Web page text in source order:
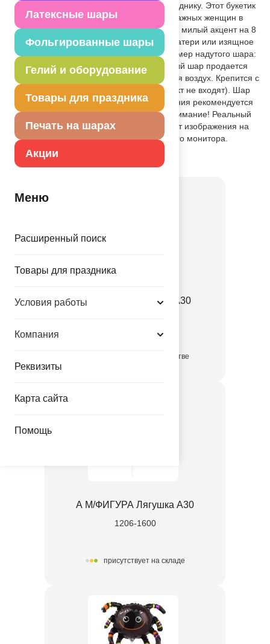
Латексные шары
Фольгированные шары
Гелий и оборудование
Товары для праздника
Печать на шарах
Акции
Меню
Расширенный поиск
Товары для праздника
Условия работы
Компания
Реквизиты
Карта сайта
Помощь
станет изысканным дополнением к празднику. Этот букетик
словно специально создан для самых важных женщин в
вашей жизни: он идеально подойдет как милый акцент на 8
Марта, трогательный подарок ко Дню матери или изящное
украшение женского дня рождения. Размер надутого шара:
12"/30см ш x 11"/27см в. Фольгированный шар продается
ненадутым. Для надувания используется воздух. Крепится с
помощью розетки на палочку (в комплект не входят). Шар
без упаковки, без клапана, для запаивания рекомендуется
использовать запайщик - 1307-0005. Внимание! Реальный
цвет может незначительно отличаться от изображения на
экране в зависимости от настроек вашего монитора.
Товар из раздела Минифигура an
А М/ФИГУРА Пчелка А30
в достаточном количестве
А М/ФИГУРА Лягушка А30
1206-1600
присутствует на складе